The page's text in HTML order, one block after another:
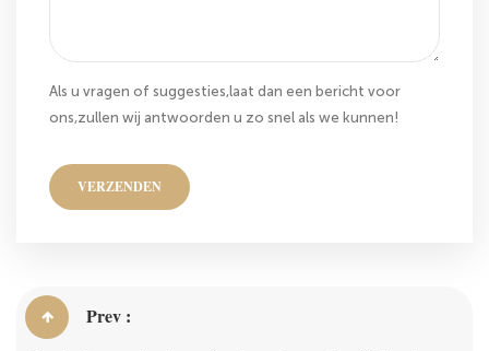
Als u vragen of suggesties,laat dan een bericht voor
ons,zullen wij antwoorden u zo snel als we kunnen!
VERZENDEN
Prev :